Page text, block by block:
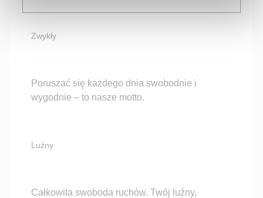
Zwykły
Poruszać się każdego dnia swobodnie i
wygodnie – to nasze motto.
Luźny
Całkowita swoboda ruchów. Twój luźny,